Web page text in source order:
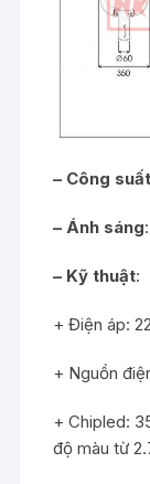
– Công suất
– Ánh sáng
– Kỹ thuật:
+ Điện áp:
+ Nguồn
+ Chipled:
độ màu từ